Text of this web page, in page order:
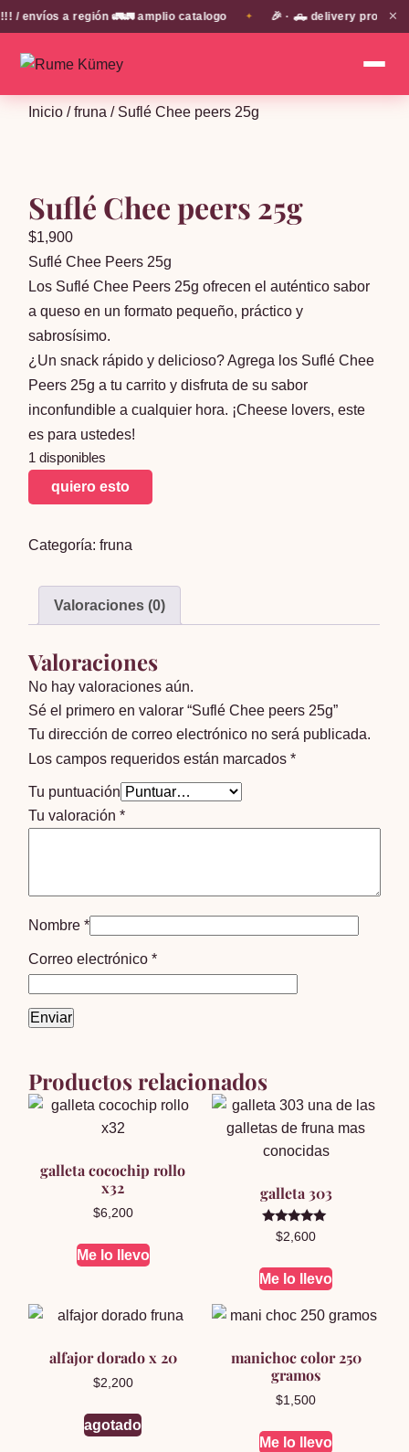
envíos a región 🚛🚛 amplio catalogo 🎉 · 🛻 delivery propio en
✕
Inicio /fruna / Suflé Chee peers 25g
Suflé Chee peers 25g
$1,900
Suflé Chee Peers 25g
Los Suflé Chee Peers 25g ofrecen el auténtico sabor
a queso en un formato pequeño, práctico y
sabrosísimo.
¿Un snack rápido y delicioso? Agrega los Suflé Chee
Peers 25g a tu carrito y disfruta de su sabor
inconfundible a cualquier hora. ¡Cheese lovers, este
es para ustedes!
1 disponibles
Suflé
Chee
25g
quiero esto
Categoría:fruna
Valoraciones (0)
Valoraciones
No hay valoraciones aún.
Sé el primero en valorar “Suflé Chee peers 25g”
Tu dirección de correo electrónico no será publicada.
Los campos requeridos están marcados*
Tu puntuación
Tu valoración*
Nombre*
Correo electrónico*
Productos relacionados
galleta cocochip rollo
x32
$6,200
Me lo llevo
galleta 303
Valorado en
5.00
$2,600
Me lo llevo
alfajor dorado x 20
$2,200
agotado
manichoc color 250
gramos
$1,500
Me lo llevo